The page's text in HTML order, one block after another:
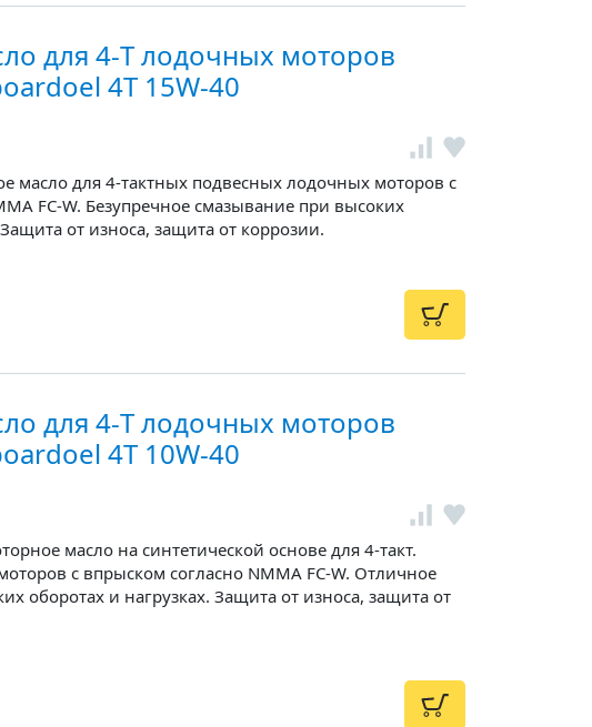
для 4-T лодочных моторов
4T 15W-40
масло для 4-тактных подвесных лодочных моторов с
FC-W. Безупречное смазывание при высоких
от износа, защита от коррозии.
для 4-T лодочных моторов
4T 10W-40
масло на синтетической основе для 4-такт.
с впрыском согласно NMMA FC-W. Отличное
оборотах и нагрузках. Защита от износа, защита от